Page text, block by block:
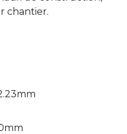
chantier.